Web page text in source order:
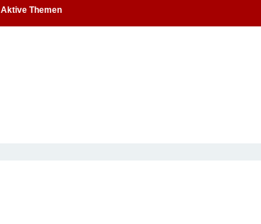
Aktive Themen